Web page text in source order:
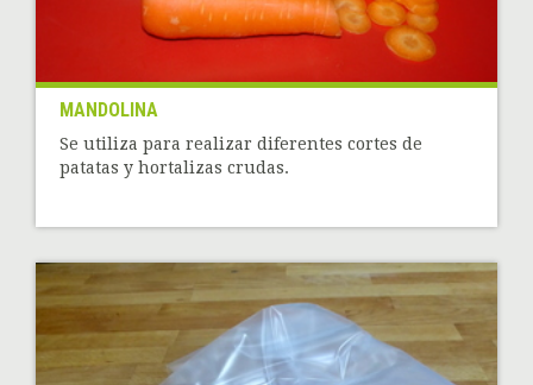
MANDOLINA
Se utiliza para realizar diferentes cortes de
patatas y hortalizas crudas.